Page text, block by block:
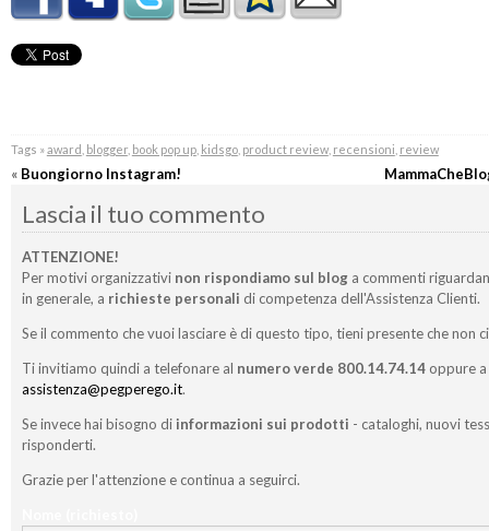
Tags »award blogger, book pop up, kidsgo, product review, recensioni review
« Buongiorno Instagram!
Lascia il tuo commento
ATTENZIONE!
Per motivi organizzativi non rispondiamo sul bloga commenti
in generale, a richieste personali di competenza dell'Assistenza Clienti.
Se il commento che vuoi lasciare è di questo tipo, tieni presente che non
Ti invitiamo quindi a telefonare al numero verde 800.14.74.14oppure a
assistenza@pegperego.it.
Se invece hai bisogno di informazioni sui prodotti - cataloghi, nuovi
risponderti.
Grazie per l'attenzione e continua a seguirci.